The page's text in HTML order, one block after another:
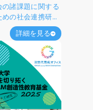
な漁業や漁網リ
分析を行い、
法を探っていま
とその効果検証
業データの記録
等）にも取り組ん
の効率化だけで
ながり、持続可
考えています。
諸課題に関する
の社会連携研究
連する大学の知見
ハブおよび産官学
しての役割を果
を実現する選択を
の育成にも貢献し
詳細を見る